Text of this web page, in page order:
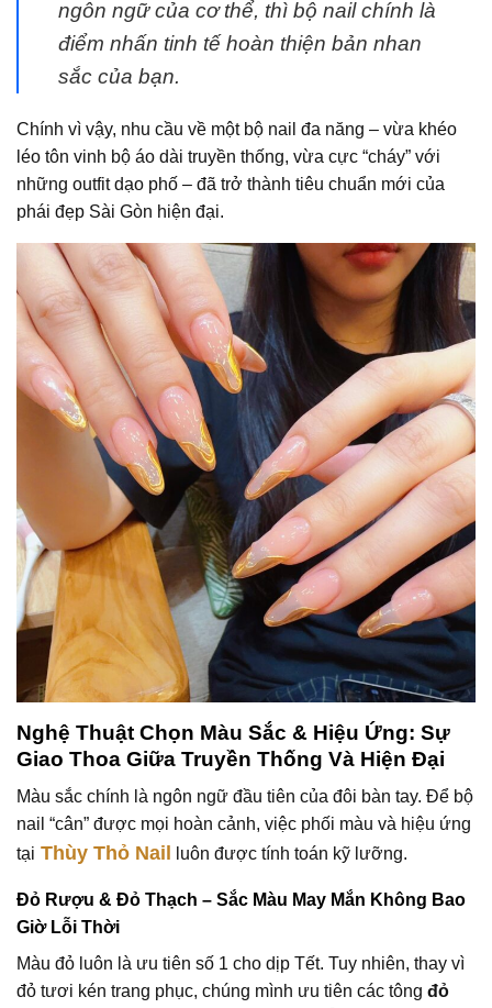
ngôn ngữ của cơ thể, thì bộ nail chính là
điểm nhấn tinh tế hoàn thiện bản nhan
sắc của bạn.
Chính vì vậy, nhu cầu về một bộ nail đa năng – vừa khéo
léo tôn vinh bộ áo dài truyền thống, vừa cực “cháy” với
những outfit dạo phố – đã trở thành tiêu chuẩn mới của
phái đẹp Sài Gòn hiện đại.
Nghệ Thuật Chọn Màu Sắc & Hiệu Ứng: Sự
Giao Thoa Giữa Truyền Thống Và Hiện Đại
Màu sắc chính là ngôn ngữ đầu tiên của đôi bàn tay. Để bộ
nail “cân” được mọi hoàn cảnh, việc phối màu và hiệu ứng
tại Thùy Thỏ Nail luôn được tính toán kỹ lưỡng.
Đỏ Rượu & Đỏ Thạch – Sắc Màu May Mắn Không Bao
Giờ Lỗi Thời
Màu đỏ luôn là ưu tiên số 1 cho dịp Tết. Tuy nhiên, thay vì
đỏ tươi kén trang phục, chúng mình ưu tiên các tông đỏ